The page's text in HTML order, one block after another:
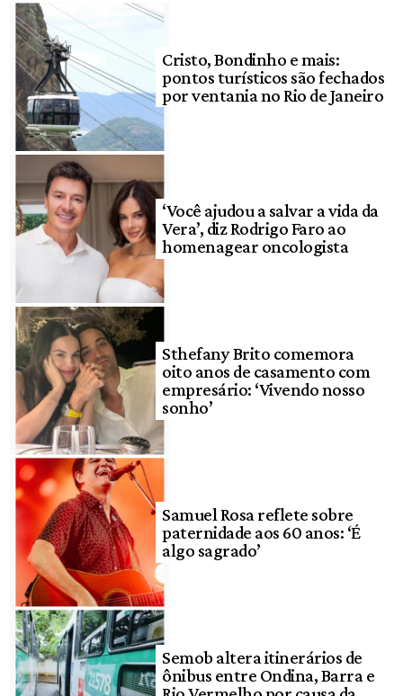
Cristo, Bondinho e mais:
pontos turísticos são fechados
por ventania no Rio de Janeiro
‘Você ajudou a salvar a vida da
Vera’, diz Rodrigo Faro ao
homenagear oncologista
Sthefany Brito comemora
oito anos de casamento com
empresário: ‘Vivendo nosso
sonho’
Samuel Rosa reflete sobre
paternidade aos 60 anos: ‘É
algo sagrado’
Semob altera itinerários de
ônibus entre Ondina, Barra e